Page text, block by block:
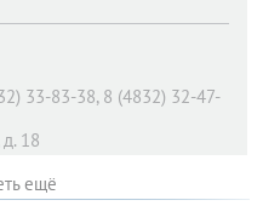
33-83-38, 8 (4832) 32-47-
18
ещё